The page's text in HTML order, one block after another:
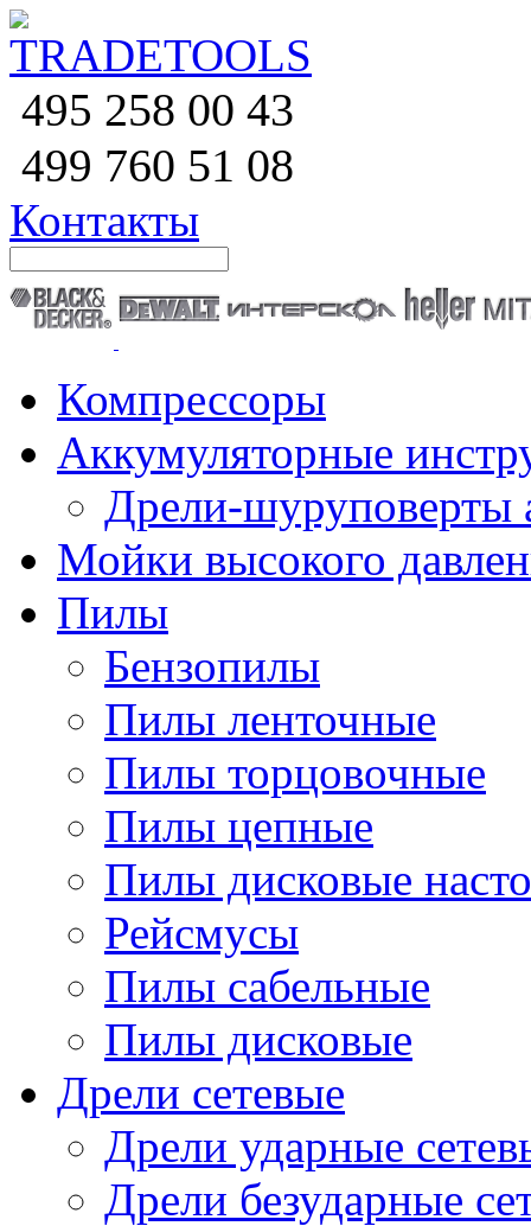
495 258 00 43
499 760 51 08
Контакты
Компрессоры
Аккумуляторные
Дрели-шуруповерты
Мойки высокого
Пилы
Бензопилы
Пилы ленточные
Пилы торцовочные
Пилы цепные
Пилы дисковые
Рейсмусы
Пилы сабельные
Пилы дисковые
Дрели сетевые
Дрели ударные
Дрели безударные